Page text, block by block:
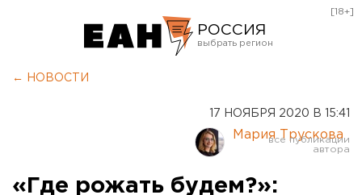
РОССИЯ
Курган
Оренбург
[18+]
← НОВОСТИ
17 НОЯБРЯ 2020 В 15:41
Мария Трускова
«Где рожать будем?»: